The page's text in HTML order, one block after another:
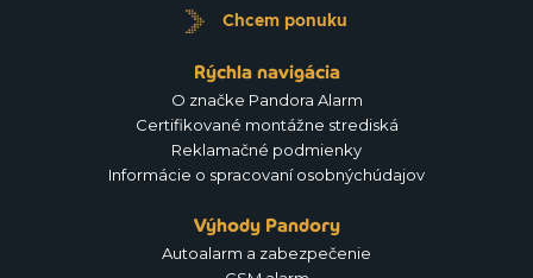
Chcem ponuku
Rýchla navigácia
O značke Pandora Alarm
Certifikované montážne strediská
Reklamačné podmienky
Informácie o spracovaní osobnýchúdajov
Výhody Pandory
Autoalarm a zabezpečenie